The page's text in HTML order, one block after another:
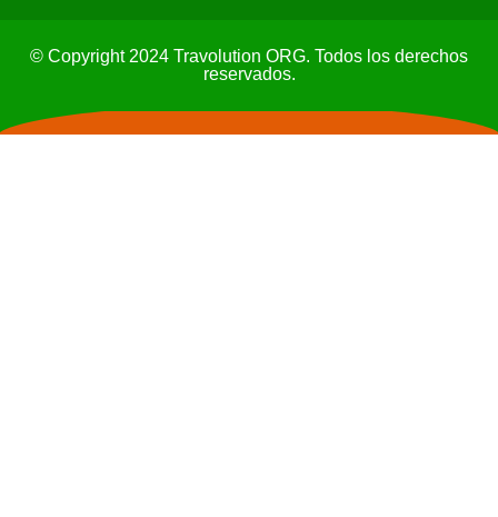
© Copyright 2024 Travolution ORG. Todos los derechos
reservados.